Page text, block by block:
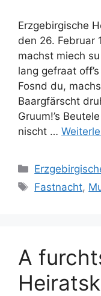
Erzgebirgische
den 26. Februar
machst miech
lang gefraat
Fosnd du,
Baargfärscht
Gruum!’s
nischt …
Kategorien
Schlagwörter
Fastnacht,
A